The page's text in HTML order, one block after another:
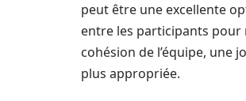
peut être une excellente
entre les participants pour
cohésion de l’équipe, une
plus appropriée.